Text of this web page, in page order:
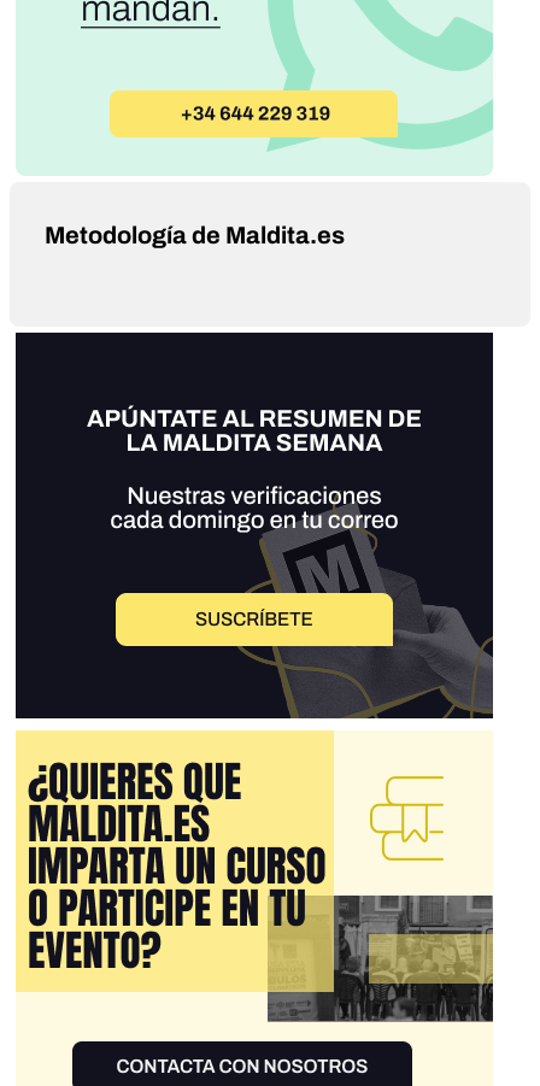
Metodología de Maldita.es